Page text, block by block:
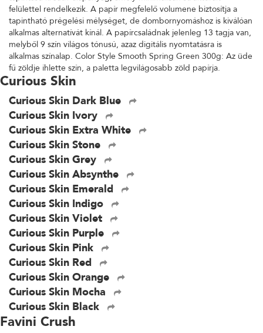
felülettel rendelkezik. A papír megfelelő volumene biztosítja a
tapintható prégelési mélységet, de dombornyomáshoz is kiválóan
alkalmas alternatívát kínál. A papírcsaládnak jelenleg 13 tagja van,
melyből 9 szín világos tónusú, azaz digitális nyomtatásra is
alkalmas színalap. Color Style Smooth Spring Green 300g: Az üde
fű zöldje ihlette szín, a paletta legvilágosabb zöld papírja.
Curious Skin
Curious Skin Dark Blue
Curious Skin Ivory
Curious Skin Extra White
Curious Skin Stone
Curious Skin Grey
Curious Skin Absynthe
Curious Skin Emerald
Curious Skin Indigo
Curious Skin Violet
Curious Skin Purple
Curious Skin Pink
Curious Skin Red
Curious Skin Orange
Curious Skin Mocha
Curious Skin Black
Favini Crush